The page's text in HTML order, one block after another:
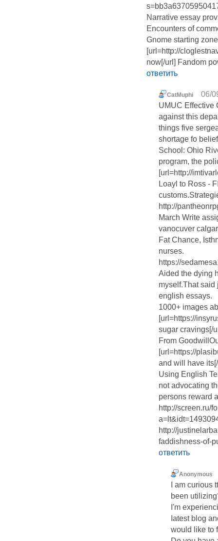
Narrative essay
Encounters of
Gnome starting
[url=http://
now[/url] Fandom
ответить
CatMuphi
06/
UMUC Effective
against this
things five
shortage fo
School: Ohio
program, the
[url=http://
Loayl to Ross -
http://
March Write
vanocuver
Fat Chance,
nurses.
https://
Aided the dying
myself.That
english essays.
1000+ images
[url=https://
sugar cravings[/
From
[url=https://
and will have
Using English
not advocating
persons reward
http://screen.ru/
http://
faddishness-of-
ответить
Anonymous
I am curious
been
I'm
ⅼatest blog
would like to